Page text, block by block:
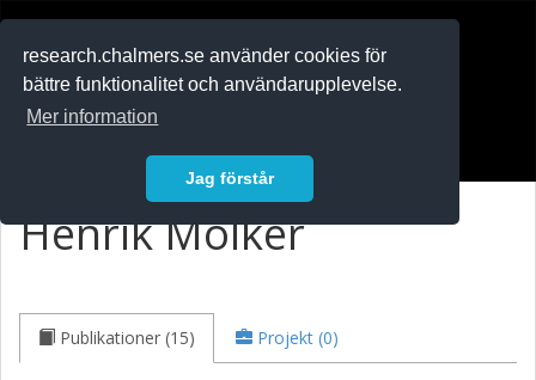
research.chalmers.se använder cookies för
bättre funktionalitet och användarupplevelse.
Mer information
Jag förstår
Henrik Molker
Publikationer (15) Projekt (0)